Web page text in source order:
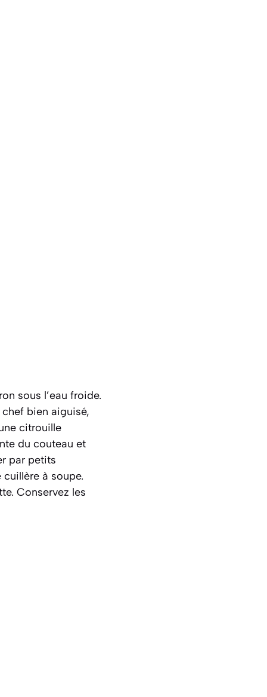
sous l’eau froide.
bien aiguisé,
citrouille
du couteau et
par petits
cuillère à soupe.
Conservez les